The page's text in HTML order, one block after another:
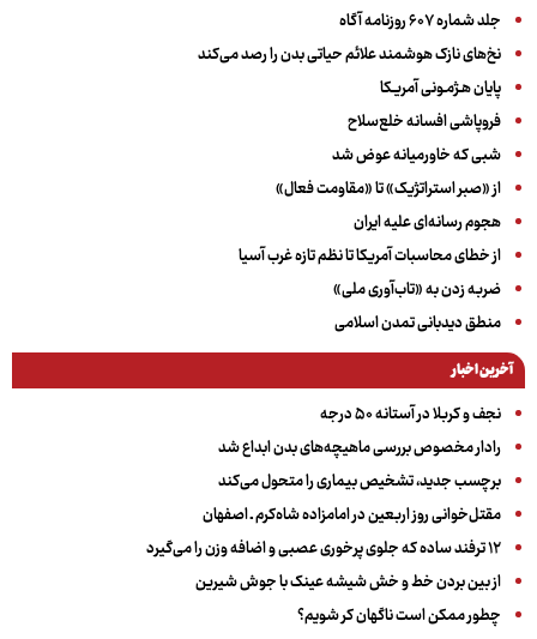
جلد شماره ۶۰۷ روزنامه آگاه
نخ‌های نازک هوشمند علائم حیاتی بدن را رصد می‌کند
پایان هـژمـونی آمریـکا
فروپاشی افسانه خلع‌سلاح
شبی که خاورمیانه عوض شد
از «صبر استراتژیک» تا «مقاومت فعال»
هجوم رسانه‌ای علیه ایران
از خطای محاسبات آمریکا تا نظم تازه غرب آسیا
ضربه زدن به «تاب‌آوری ملی»
منطق دیدبانی تمدن اسلامی
آخرین اخبار
نجف و کربلا در آستانه ۵۰ درجه
رادار مخصوص بررسی ماهیچه‌های بدن ابداع شد
برچسب جدید، تشخیص بیماری را متحول می‌کند
مقتل‌خوانی روز اربعین در امامزاده شاه‌کرم ـ اصفهان
۱۲ ترفند ساده که جلوی پرخوری عصبی و اضافه ‌وزن را می‌گیرد
از بین بردن خط و خش شیشه عینک با جوش شیرین
چطور ممکن است ناگهان کر شویم؟